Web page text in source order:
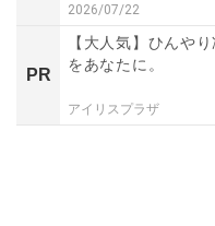
2026/07/22
PR
【大人気】ひんや
をあなたに。
アイリスプラザ